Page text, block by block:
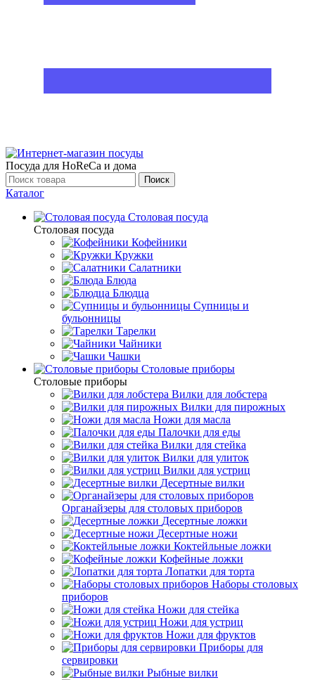
Посуда для HoReCa и дома
Поиск
Каталог
Столовая посуда
Столовая посуда
Кофейники
Кружки
Салатники
Блюда
Блюдца
Супницы и
бульонницы
Тарелки
Чайники
Чашки
Cтоловые приборы
Cтоловые приборы
Вилки для лобстера
Вилки для пирожных
Ножи для масла
Палочки для еды
Вилки для стейка
Вилки для улиток
Вилки для устриц
Десертные вилки
Органайзеры для столовых приборов
Десертные ложки
Десертные ножи
Коктейльные ложки
Кофейные ложки
Лопатки для торта
Наборы столовых
приборов
Ножи для стейка
Ножи для устриц
Ножи для фруктов
Приборы для
сервировки
Рыбные вилки